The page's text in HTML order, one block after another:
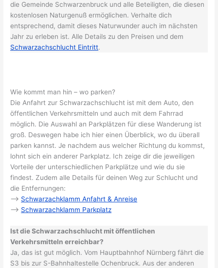
die Gemeinde Schwarzenbruck und alle Beteiligten, die diesen
kostenlosen Naturgenuß ermöglichen. Verhalte dich
entsprechend, damit dieses Naturwunder auch im nächsten
Jahr zu erleben ist. Alle Details zu den Preisen und dem
Schwarzachschlucht Eintritt.
Wie kommt man hin – wo parken?
Die Anfahrt zur Schwarzachschlucht ist mit dem Auto, den
öffentlichen Verkehrsmitteln und auch mit dem Fahrrad
möglich. Die Auswahl an Parkplätzen für diese Wanderung ist
groß. Deswegen habe ich hier einen Überblick, wo du überall
parken kannst. Je nachdem aus welcher Richtung du kommst,
lohnt sich ein anderer Parkplatz. Ich zeige dir die jeweiligen
Vorteile der unterschiedlichen Parkplätze und wie du sie
findest. Zudem alle Details für deinen Weg zur Schlucht und
die Entfernungen:
–> Schwarzachklamm Anfahrt & Anreise
–> Schwarzachklamm Parkplatz
Ist die Schwarzachschlucht mit öffentlichen
Verkehrsmitteln erreichbar?
Ja, das ist gut möglich. Vom Hauptbahnhof Nürnberg fährt die
S3 bis zur S-Bahnhaltestelle Ochenbruck. Aus der anderen